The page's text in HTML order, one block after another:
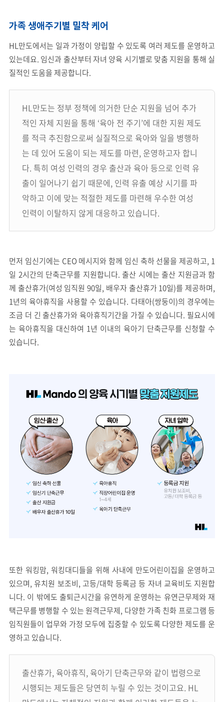
가족 생애주기별 밀착 케어
HL만도에서는 일과 가정이 양립할 수 있도록 여러 제도를 운영하고
있는데요. 임신과 출산부터 자녀 양육 시기별로 맞춤 지원을 통해 실
질적인 도움을 제공합니다.
HL만도는 정부 정책에 의거한 단순 지원을 넘어 추가
적인 자체 지원을 통해 ‘육아 전 주기’에 대한 지원 제도
를 적극 추진함으로써 실질적으로 육아와 일을 병행하
는 데 있어 도움이 되는 제도를 마련, 운영하고자 합니
다. 특히 여성 인력의 경우 출산과 육아 등으로 인력 유
출이 일어나기 쉽기 때문에, 인력 유출 예상 시기를 파
악하고 이에 맞는 적절한 제도를 마련해 우수한 여성
인력이 이탈하지 않게 대응하고 있습니다.
먼저 임신기에는 CEO 메시지와 함께 임신 축하 선물을 제공하고, 1
일 2시간의 단축근무를 지원합니다. 출산 시에는 출산 지원금과 함
께 출산휴가(여성 임직원 90일, 배우자 출산휴가 10일)를 제공하며,
1년의 육아휴직을 사용할 수 있습니다. 다태아(쌍둥이)의 경우에는
조금 더 긴 출산휴가와 육아휴직기간을 가질 수 있습니다. 필요시에
는 육아휴직을 대신하여 1년 이내의 육아기 단축근무를 신청할 수
있습니다.
또한 워킹맘, 워킹대디들을 위해 사내에 만도어린이집을 운영하고
있으며, 유치원 보조비, 고등/대학 등록금 등 자녀 교육비도 지원합
니다. 이 밖에도 출퇴근시간을 유연하게 운영하는 유연근무제와 재
택근무를 병행할 수 있는 원격근무제, 다양한 가족 친화 프로그램 등
임직원들이 업무와 가정 모두에 집중할 수 있도록 다양한 제도를 운
영하고 있습니다.
출산휴가, 육아휴직, 육아기 단축근무와 같이 법령으로
시행되는 제도들은 당연히 누릴 수 있는 것이고요. HL